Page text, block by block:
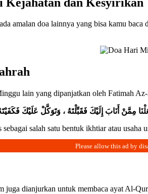
amalan doa lainnya yang bisa kamu
lain yang dipanjatkan oleh Fatimah
مِمَّنْ أَنَابَ إِلَيْكَ فَقَبِّلْتَهُ ، وَتَوَكَّلْ عَلَيْكَ
sebagai salah satu bentuk ikhtiar atau
juga dianjurkan untuk membaca ayat Al-